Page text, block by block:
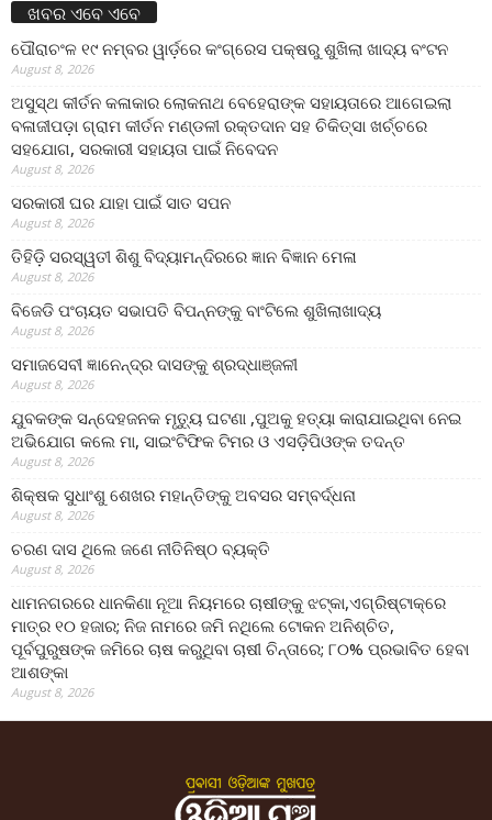
ଖବର ଏବେ ଏବେ
ପୌରାଚଂଳ ୧୯ ନମ୍ବର ୱାର୍ଡ଼ରେ କଂଗ୍ରେସ ପକ୍ଷରୁ ଶୁଖିଲା ଖାଦ୍ୟ ବଂଟନ
August 8, 2026
ଅସୁସ୍ଥ କୀର୍ତନ କଳାକାର ଲୋକନାଥ ବେହେରାଙ୍କ ସହାୟତାରେ ଆଗେଇଲା
ବଳାଜୀପଡ଼ା ଗ୍ରାମ କୀର୍ତନ ମଣ୍ଡଳୀ ରକ୍ତଦାନ ସହ ଚିକିତ୍ସା ଖର୍ଚ୍ଚରେ
ସହଯୋଗ, ସରକାରୀ ସହାୟତା ପାଇଁ ନିବେଦନ
August 8, 2026
ସରକାରୀ ଘର ଯାହା ପାଇଁ ସାତ ସପନ
August 8, 2026
ତିହିଡି଼ ସରସ୍ୱତୀ ଶିଶୁ ବିଦ୍ୟାମନ୍ଦିରରେ ଜ୍ଞାନ ବିଜ୍ଞାନ ମେଳା
August 8, 2026
ବିଜେଡି ପଂଚାୟତ ସଭାପତି ବିପନ୍ନଙ୍କୁ ବାଂଟିଲେ ଶୁଖିଲାଖାଦ୍ୟ
August 8, 2026
ସମାଜସେବୀ ଜ୍ଞାନେନ୍ଦ୍ର ଦାସଙ୍କୁ ଶ୍ରଦ୍ଧାଞ୍ଜଳୀ
August 8, 2026
ଯୁବକଙ୍କ ସନ୍ଦେହଜନକ ମୃତ୍ୟୁ ଘଟଣା ,ପୁଅକୁ ହତ୍ୟା କାରାଯାଇଥିବା ନେଇ
ଅଭିଯୋଗ କଲେ ମା, ସାଇଂଟିଫିକ ଟିମର ଓ ଏସଡ଼ିପିଓଙ୍କ ତଦନ୍ତ
August 8, 2026
ଶିକ୍ଷକ ସୁଧାଂଶୁ ଶେଖର ମହାନ୍ତିଙ୍କୁ ଅବସର ସମ୍ବର୍ଦ୍ଧନା
August 8, 2026
ଚରଣ ଦାସ ଥିଲେ ଜଣେ ନୀତିନିଷ୍ଠ ବ୍ୟକ୍ତି
August 8, 2026
ଧାମନଗରରେ ଧାନକିଣା ନୂଆ ନିୟମରେ ଚାଷୀଙ୍କୁ ଝଟ୍‌କା,ଏଗ୍ରିଷ୍ଟାକ୍‌ରେ
ମାତ୍ର ୧୦ ହଜାର; ନିଜ ନାମରେ ଜମି ନଥିଲେ ଟୋକନ ଅନିଶ୍ଚିତ,
ପୂର୍ବପୁରୁଷଙ୍କ ଜମିରେ ଚାଷ କରୁଥିବା ଚାଷୀ ଚିନ୍ତାରେ; ୮୦% ପ୍ରଭାବିତ ହେବା
ଆଶଙ୍କା
August 8, 2026